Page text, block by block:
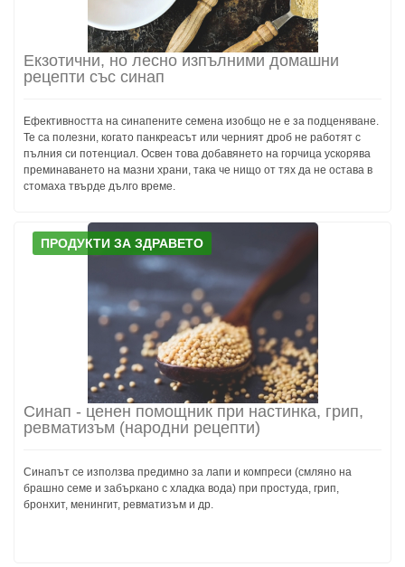
Екзотични, но лесно изпълними домашни
рецепти със синап
Ефективността на синапените семена изобщо не е за подценяване.
Те са полезни, когато панкреасът или черният дроб не работят с
пълния си потенциал. Освен това добавянето на горчица ускорява
преминаването на мазни храни, така че нищо от тях да не остава в
стомаха твърде дълго време.
ПРОДУКТИ ЗА ЗДРАВЕТО
Синап - ценен помощник при настинка, грип,
ревматизъм (народни рецепти)
Синапът се използва предимно за лапи и компреси (смляно на
брашно семе и забъркано с хладка вода) при простуда, грип,
бронхит, менингит, ревматизъм и др.